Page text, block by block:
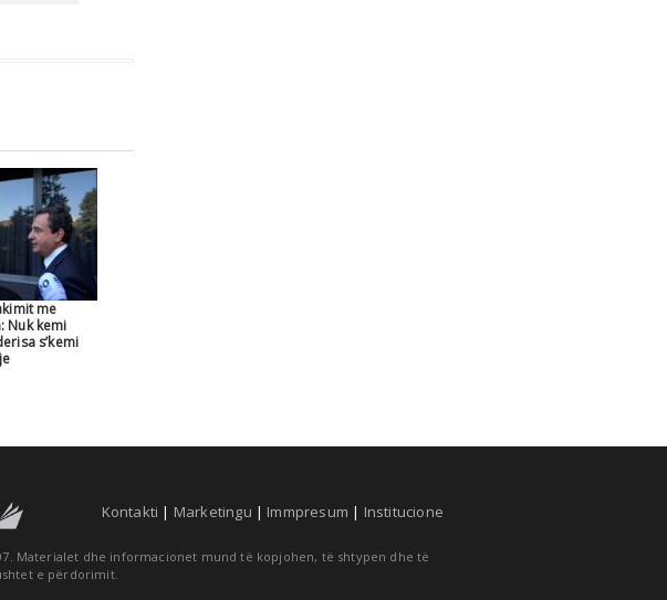
me
Nuk kemi
s’kemi
Kontakti | Marketingu | Immpresum | Institucione
Materialet dhe informacionet mund të kopjohen, të shtypen dhe të
e përdorimit.